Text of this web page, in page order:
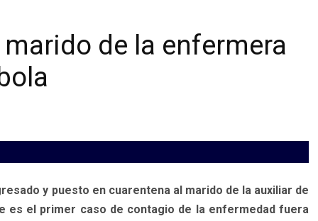
de la enfermera
y puesto en cuarentena al marido de la auxiliar de
es el primer caso de contagio de la enfermedad fuera